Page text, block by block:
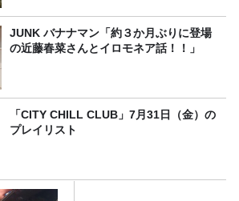
JUNK バナナマン「約３か月ぶりに登場
の近藤春菜さんとイロモネア話！！」
「CITY CHILL CLUB」7月31日（金）の
プレイリスト